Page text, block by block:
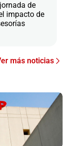
de
impacto de
más noticias